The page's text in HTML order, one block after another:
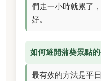
們走一小時就累了
好。
如何避開蒲葵景點
最有效的方法是平